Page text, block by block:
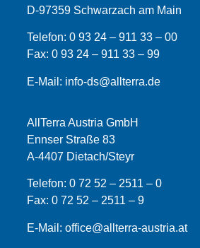
D-97359 Schwarzach am Main
Telefon:0 93 24 – 911 33 – 00
Fax:0 93 24 – 911 33 –99
E-Mail: info-ds@allterra.de
AllTerra Austria GmbH
Ennser Straße 83
A-4407 Dietach/Steyr
Telefon:0 72 52 – 2511 – 0
Fax:0 72 52 – 2511 – 9
E-Mail:office@allterra-austria.at